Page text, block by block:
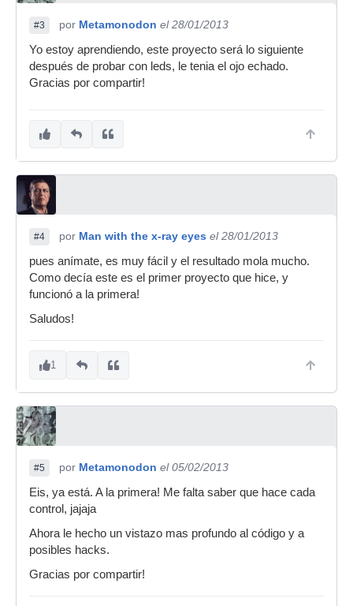
#3 por Metamonodon el 28/01/2013
Yo estoy aprendiendo, este proyecto será lo siguiente
después de probar con leds, le tenia el ojo echado.
Gracias por compartir!
#4 por Man with the x-ray eyes el 28/01/2013
pues anímate, es muy fácil y el resultado mola mucho.
Como decía este es el primer proyecto que hice, y
funcionó a la primera!
Saludos!
1
#5 por Metamonodon el 05/02/2013
Eis, ya está. A la primera! Me falta saber que hace cada
control, jajaja
Ahora le hecho un vistazo mas profundo al código y a
posibles hacks.
Gracias por compartir!